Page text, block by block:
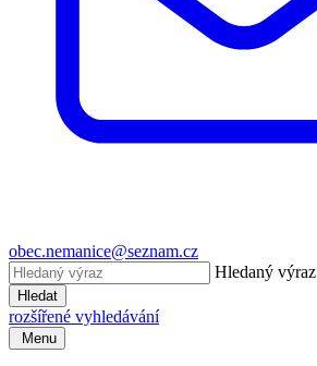
obec.nemanice@seznam.cz
Hledaný výraz
Hledat
rozšířené vyhledávání
Menu